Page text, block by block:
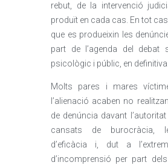
rebut, de la intervenció
produït en cada cas. En tot
que es produeixin les
part de l’agenda del debat
psicològic i públic, en definitiva.
Molts pares i mares
l’alienació acaben no
de denúncia davant
cansats de burocràcia,
d’eficàcia i, dut a
d’incomprensió per part